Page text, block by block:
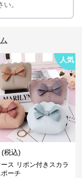
。
人気
(税込)
ス リボン付きスカラ
ーチ